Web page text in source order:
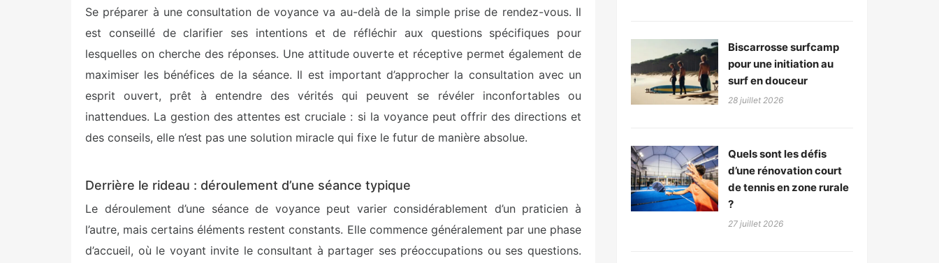
Se préparer à une consultation de voyance va au-delà de la simple prise de rendez-vous. Il
est conseillé de clarifier ses intentions et de réfléchir aux questions spécifiques pour
lesquelles on cherche des réponses. Une attitude ouverte et réceptive permet également de
maximiser les bénéfices de la séance. Il est important d’approcher la consultation avec un
esprit ouvert, prêt à entendre des vérités qui peuvent se révéler inconfortables ou
inattendues. La gestion des attentes est cruciale : si la voyance peut offrir des directions et
des conseils, elle n’est pas une solution miracle qui fixe le futur de manière absolue.
Derrière le rideau : déroulement d’une séance typique
Le déroulement d’une séance de voyance peut varier considérablement d’un praticien à
l’autre, mais certains éléments restent constants. Elle commence généralement par une phase
d’accueil, où le voyant invite le consultant à partager ses préoccupations ou ses questions.
Biscarrosse surfcamp
pour une initiation au
surf en douceur
28 juillet 2026
Quels sont les défis
d’une rénovation court
de tennis en zone rurale
?
27 juillet 2026